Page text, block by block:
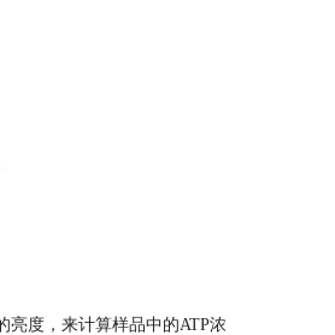
亮度，来计算样品中的ATP浓